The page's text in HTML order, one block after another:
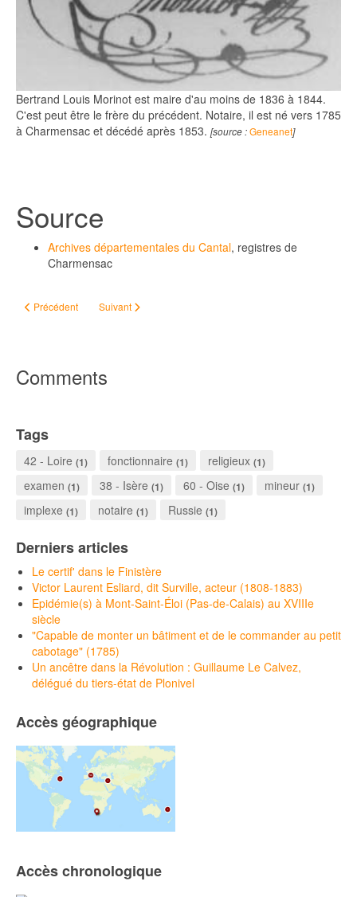
Bertrand Louis Morinot est maire d'au moins de 1836 à 1844.
C'est peut être le frère du précédent. Notaire, il est né vers 1785
à Charmensac et décédé après 1853. [source :Geneanet]
Source
Archives départementales du Cantal, registres de
Charmensac
Article précédent : Agnatique et cognatique
Précédent Article suivant : Pierre ESCALIN, maire de Charmensac
Suivant
Comments
Tags
42 - Loire (1) fonctionnaire (1) religieux (1)
examen (1) 38 - Isère (1) 60 - Oise (1) mineur (1)
implexe (1) notaire (1) Russie (1)
Derniers articles
Le certif' dans le Finistère
Victor Laurent Esliard, dit Surville, acteur (1808-1883)
Epidémie(s) à Mont-Saint-Éloi (Pas-de-Calais) au XVIIIe
siècle
"Capable de monter un bâtiment et de le commander au petit
cabotage" (1785)
Un ancêtre dans la Révolution : Guillaume Le Calvez,
délégué du tiers-état de Plonivel
Accès géographique
Accès chronologique